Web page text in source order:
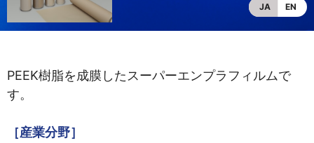
JA EN
PEEK樹脂を成膜したスーパーエンプラフィルムで
す。
［産業分野］